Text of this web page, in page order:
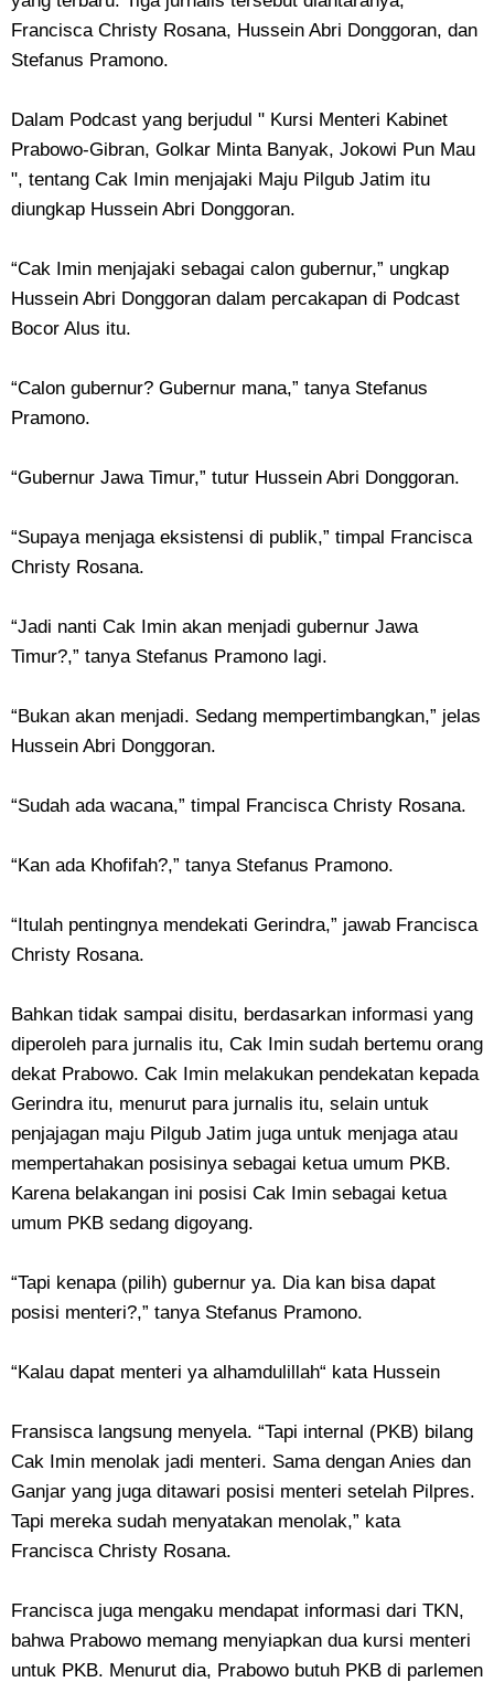
Francisca Christy Rosana, Hussein Abri Donggoran, dan
Stefanus Pramono.
Dalam Podcast yang berjudul " Kursi Menteri Kabinet
Prabowo-Gibran, Golkar Minta Banyak, Jokowi Pun Mau
", tentang Cak Imin menjajaki Maju Pilgub Jatim itu
diungkap Hussein Abri Donggoran.
“Cak Imin menjajaki sebagai calon gubernur,” ungkap
Hussein Abri Donggoran dalam percakapan di Podcast
Bocor Alus itu.
“Calon gubernur? Gubernur mana,” tanya Stefanus
Pramono.
“Gubernur Jawa Timur,” tutur Hussein Abri Donggoran.
“Supaya menjaga eksistensi di publik,” timpal Francisca
Christy Rosana.
“Jadi nanti Cak Imin akan menjadi gubernur Jawa
Timur?,” tanya Stefanus Pramono lagi.
“Bukan akan menjadi. Sedang mempertimbangkan,” jelas
Hussein Abri Donggoran.
“Sudah ada wacana,” timpal Francisca Christy Rosana.
“Kan ada Khofifah?,” tanya Stefanus Pramono.
“Itulah pentingnya mendekati Gerindra,” jawab Francisca
Christy Rosana.
Bahkan tidak sampai disitu, berdasarkan informasi yang
diperoleh para jurnalis itu, Cak Imin sudah bertemu orang
dekat Prabowo. Cak Imin melakukan pendekatan kepada
Gerindra itu, menurut para jurnalis itu, selain untuk
penjajagan maju Pilgub Jatim juga untuk menjaga atau
mempertahakan posisinya sebagai ketua umum PKB.
Karena belakangan ini posisi Cak Imin sebagai ketua
umum PKB sedang digoyang.
“Tapi kenapa (pilih) gubernur ya. Dia kan bisa dapat
posisi menteri?,” tanya Stefanus Pramono.
“Kalau dapat menteri ya alhamdulillah“ kata Hussein
Fransisca langsung menyela. “Tapi internal (PKB) bilang
Cak Imin menolak jadi menteri. Sama dengan Anies dan
Ganjar yang juga ditawari posisi menteri setelah Pilpres.
Tapi mereka sudah menyatakan menolak,” kata
Francisca Christy Rosana.
Francisca juga mengaku mendapat informasi dari TKN,
bahwa Prabowo memang menyiapkan dua kursi menteri
untuk PKB. Menurut dia, Prabowo butuh PKB di parlemen